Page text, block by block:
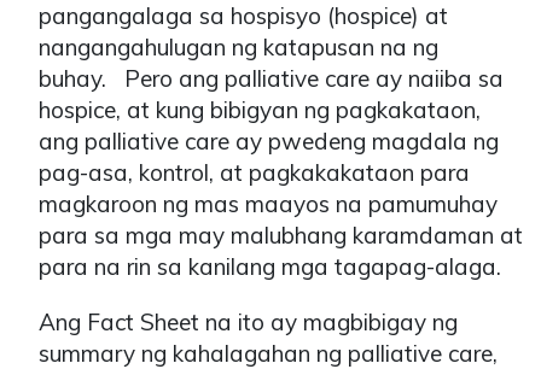
pangangalaga sa hospisyo (hospice) at
nangangahulugan ng katapusan na ng
buhay. Pero ang palliative care ay naiiba sa
hospice, at kung bibigyan ng pagkakataon,
ang palliative care ay pwedeng magdala ng
pag-asa, kontrol, at pagkakakataon para
magkaroon ng mas maayos na pamumuhay
para sa mga may malubhang karamdaman at
para na rin sa kanilang mga tagapag-alaga.
Ang Fact Sheet na ito ay magbibigay ng
summary ng kahalagahan ng palliative care,